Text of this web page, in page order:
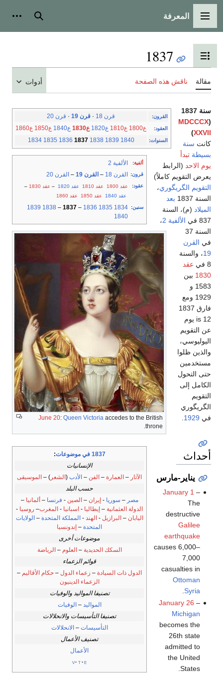
القائمة الرئيسية
المعرفة بحث
تبديل عرض جدول المحتويات
1837
مقالة ناقش هذه الصفحة أدوات
القرون: قرن 18 · قرن 19 · قرن 20
العقود: ع1800 ع1810 ع1820 ع1830 ع1840 ع1850 ع1860
السنوات:
1834 1835 1836 1837 1838 1839 1840
ألفية: الألفية 2
قرون: القرن 18 – القرن 19 – القرن 20
عقود: عقد 1800 عقد 1810 عقد 1820 – عقد 1830
–
عقد 1840
عقد 1850 عقد 1860
سنين:
1834
1835
1836
–
1837
–
1838
1839
1840
June 20: Queen Victoria accedes to the British
throne.
1837 في موضوعات
:
الإنسانيات
الآثار – العمارة – الفن – الأدب ( الشعر ) – الموسيقى
حسب البلد
مصر – سوريا - إيران – الصين - فرنسا – ألمانيا –
الدولة العثمانية – إيطاليا - اسبانيا - المغرب– روسيا -
اليابان – البرازيل - الهند - المملكة المتحدة – الولايات
المتحدة – إندونسيا
موضوعات أخرى
السكك الحديدية – العلوم – الرياضة
قوائم الزعماء
الدول ذات السيادة – زعماء الدول – حكام الأقاليم –
الزعماء الدينيون
تصنيفا المواليد والوفيات
المواليد – الوفيات
تصنيفا التأسيسات والانحلالات
التأسيسات – الانحلالات
تصنيف الأعمال
الأعمال
v t e
سنة 1837
(
MDCCCX
XXVII
)
كانت سنة
بسيطة تبدأ
يوم الاحد (الرابط
يعرض التقويم كاملاً)
التقويم الگريگوري،
السنة 1837
بعد
الميلاد (م)، السنة
837 في
الألفية 2
،
السنة 37
في القرن
19، والسنة
8 في
عقد
1830 بين
1583 و
1929 ومع
فارق 1837
is 12 يوم
عن التقويم
اليوليوسي،
والذين ظلوا
مستخدمين
حتى التحول
الكامل إلى
التقويم
الگريگوري
في 1929
أحداث
يناير-مارس
January 1 –
The
destructive
Galilee
earthquake
causes 6,000–
7,000
casualties in
Ottoman
Syria
January 26 –
Michigan
becomes the
26th state
admitted to
the United
States.